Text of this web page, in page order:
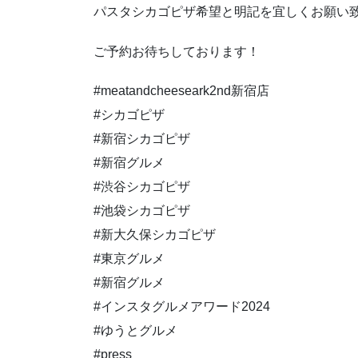
パスタシカゴピザ希望と明記を宜しくお願い
ご予約お待ちしております！
#meatandcheeseark2nd新宿店
#シカゴピザ
#新宿シカゴピザ
#新宿グルメ
#渋谷シカゴピザ
#池袋シカゴピザ
#新大久保シカゴピザ
#東京グルメ
#新宿グルメ
#インスタグルメアワード2024
#ゆうとグルメ
#press